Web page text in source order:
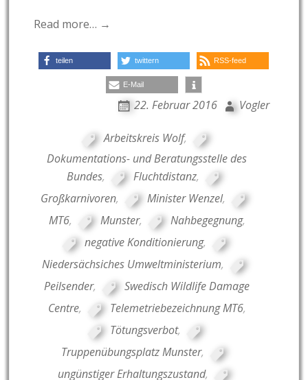
Read more… →
teilen twittern RSS-feed
E-Mail
22. Februar 2016 Vogler
Arbeitskreis Wolf,
Dokumentations- und Beratungsstelle des
Bundes, Fluchtdistanz,
Großkarnivoren, Minister Wenzel,
MT6, Munster, Nahbegegnung,
negative Konditionierung,
Niedersächsiches Umweltministerium,
Peilsender,
Swedisch Wildlife Damage
Centre, Telemetriebezeichnung MT6,
Tötungsverbot,
Truppenübungsplatz Munster,
ungünstiger Erhaltungszustand,